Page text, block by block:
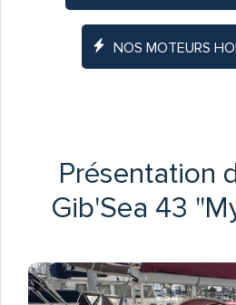
NOS MOTEURS
Présentation
Gib'Sea 43